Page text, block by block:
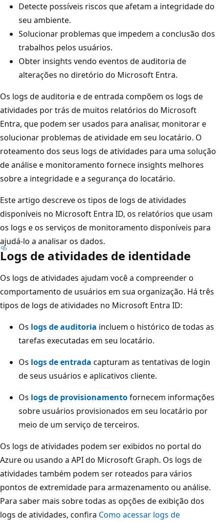
Detecte possíveis riscos que afetam a integridade do
seu ambiente.
Solucionar problemas que impedem a conclusão dos
trabalhos pelos usuários.
Obter insights vendo eventos de auditoria de
alterações no diretório do Microsoft Entra.
Os logs de auditoria e de entrada compõem os logs de
atividades por trás de muitos relatórios do Microsoft
Entra, que podem ser usados para analisar, monitorar e
solucionar problemas de atividade em seu locatário. O
roteamento dos seus logs de atividades para uma solução
de análise e monitoramento fornece insights melhores
sobre a integridade e a segurança do locatário.
Este artigo descreve os tipos de logs de atividades
disponíveis no Microsoft Entra ID, os relatórios que usam
os logs e os serviços de monitoramento disponíveis para
ajudá-lo a analisar os dados.
Logs de atividades de identidade
Os logs de atividades ajudam você a compreender o
comportamento de usuários em sua organização. Há três
tipos de logs de atividades no Microsoft Entra ID:
Os logs de auditoria incluem o histórico de todas as
tarefas executadas em seu locatário.
Os logs de entrada capturam as tentativas de login
de seus usuários e aplicativos cliente.
Os logs de provisionamentofornecem informações
sobre usuários provisionados em seu locatário por
meio de um serviço de terceiros.
Os logs de atividades podem ser exibidos no portal do
Azure ou usando a API do Microsoft Graph. Os logs de
atividades também podem ser roteados para vários
pontos de extremidade para armazenamento ou análise.
Para saber mais sobre todas as opções de exibição dos
logs de atividades, confira Como acessar logs de